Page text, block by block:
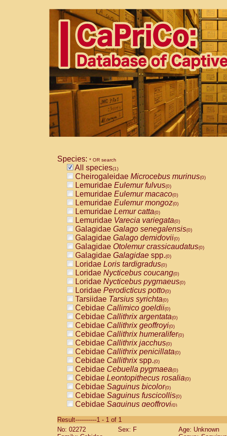
Species: * OR search
All species(1)
Cheirogaleidae Microcebus murinus(0)
Lemuridae Eulemur fulvus(0)
Lemuridae Eulemur macaco(0)
Lemuridae Eulemur mongoz(0)
Lemuridae Lemur catta(0)
Lemuridae Varecia variegata(0)
Galagidae Galago senegalensis(0)
Galagidae Galago demidovii(0)
Galagidae Otolemur crassicaudatus(0)
Galagidae Galagidae spp.(0)
Loridae Loris tardigradus(0)
Loridae Nycticebus coucang(0)
Loridae Nycticebus pygmaeus(0)
Loridae Perodicticus potto(0)
Tarsiidae Tarsius syrichta(0)
Cebidae Callimico goeldii(0)
Cebidae Callithrix argentata(0)
Cebidae Callithrix geoffroyi(0)
Cebidae Callithrix humeralifer(0)
Cebidae Callithrix jacchus(0)
Cebidae Callithrix penicillata(0)
Cebidae Callithrixspp.(0)
Cebidae Cebuella pygmaea(0)
Cebidae Leontopithecus rosalia(0)
Cebidae Saguinus bicolor(0)
Cebidae Saguinus fuscicollis(0)
Cebidae Saguinus geoffroyi(0)
CebidaeSaguinus labiatus(0)
Cebidae Saguinus leucopus (0)
Result-----------1 - 1 of 1
No: 02272
Sex: F
Age: Unknown